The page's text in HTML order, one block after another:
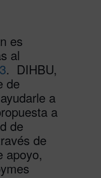
es
al
. DIHBU,
de
a
a
de
de
apoyo,